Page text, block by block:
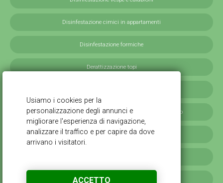
ACCETTO
Disinfestazione cimici in appartamenti
Disinfestazione formiche
Derattizzazione topi
Disinfestazione blatte germaniche in provincia di Milano
Servizi antilarvali, adulticidi invernali
Disinfestazione da cimici verdi